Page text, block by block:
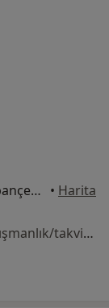
Ataköy 7-8-9-10. Kısım Mahallesi Çobançeşme E-5 Yan Yol Caddesi, Bakırköy • Harita
Bu uzman ilgili adres için online danışmanlık/takvim sunmuyor.